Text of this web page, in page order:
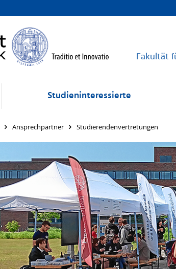
Fakultät
Studieninteressierte
Ansprechpartner Studierendenvertretungen